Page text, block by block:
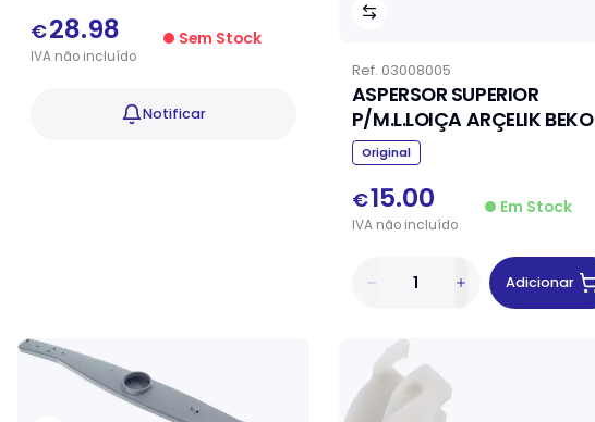
€28.98
IVA não incluído
Sem Stock
Notificar
Ref. 03008005
ASPERSOR SUPERIOR
P/M.L.LOIÇA ARÇELIK BEKO
Original
€15.00
IVAnãoincluído
Em Stock
Adicionar